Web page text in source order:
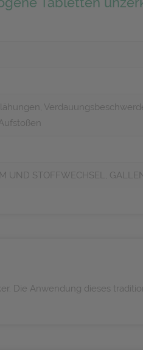
UND STOFFWECHSEL,
Die Anwendung dieses